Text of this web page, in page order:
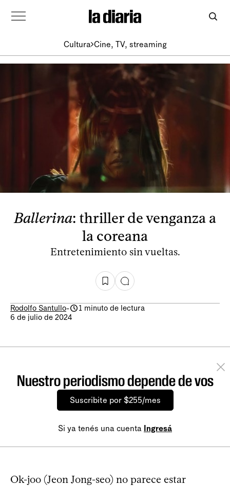
Cultura Cine, TV, streaming
Ballerina: thriller de venganza a
la coreana
Entretenimiento sin vueltas.
Rodolfo Santullo-
1 minuto de lectura
6 de julio de 2024
Nuestro periodismo depende de vos
Suscribite por $255/mes
Si ya tenés una cuenta Ingresá
Ok-joo (Jeon Jong-seo) no parece estar